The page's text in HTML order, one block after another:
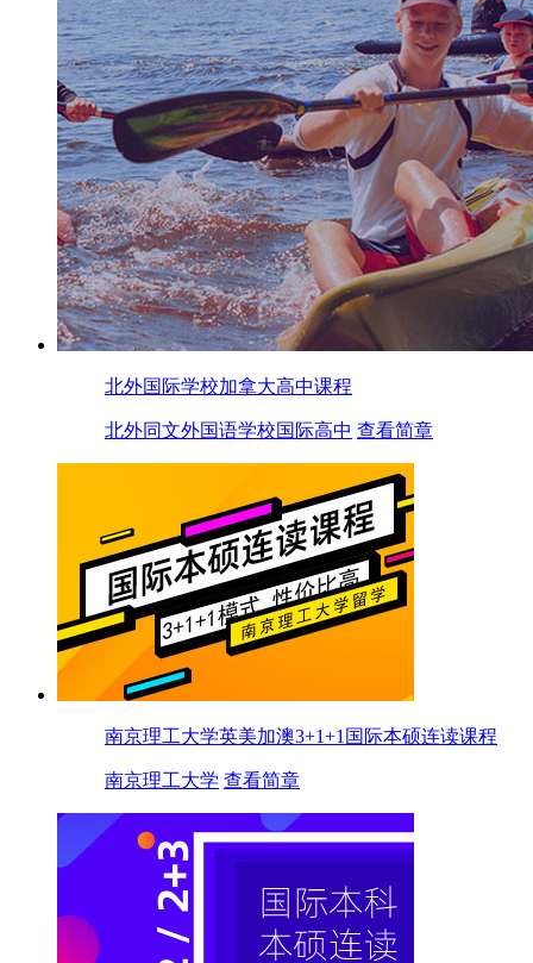
北外国际学校加拿大高中课程
北外同文外国语学校国际高中 查看简章
南京理工大学英美加澳3+1+1国际本硕连读课程
南京理工大学 查看简章